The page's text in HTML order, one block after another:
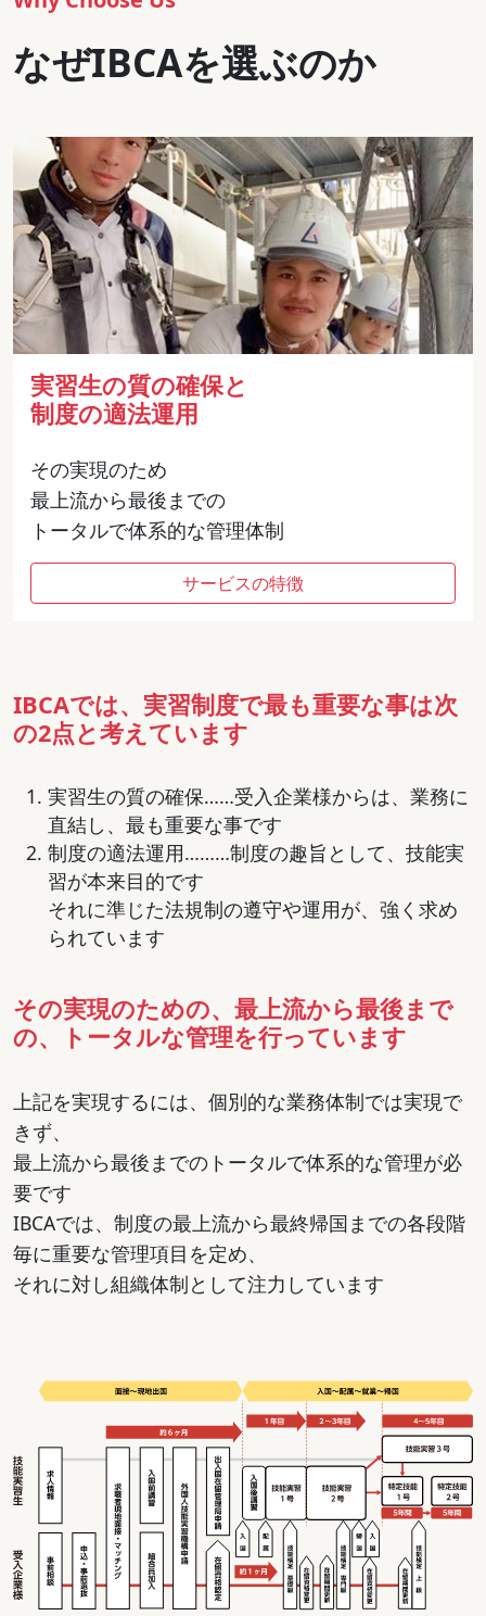
なぜIBCAを選ぶのか
実習生の質の確保と
制度の適法運用
その実現のため
最上流から最後までの
トータルで体系的な管理体制
サービスの特徴
IBCAでは、実習制度で最も重要な事は次
の2点と考えています
実習生の質の確保……受入企業様からは、業務に
直結し、最も重要な事です
制度の適法運用………制度の趣旨として、技能実
習が本来目的です
それに準じた法規制の遵守や運用が、強く求め
られています
その実現のための、最上流から最後まで
の、トータルな管理を行っています
上記を実現するには、個別的な業務体制では実現で
きず、
最上流から最後までのトータルで体系的な管理が必
要です
IBCAでは、制度の最上流から最終帰国までの各段階
毎に重要な管理項目を定め、
それに対し組織体制として注力しています